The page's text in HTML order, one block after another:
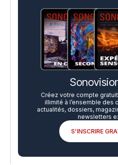
Créez votre compte
illimité à l’ensemble des
actualités, dossiers,
newsletters
S’INSCRIRE